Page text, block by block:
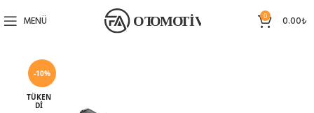
MENÜ 0 0.00₺
-10%
TÜKEN
DI